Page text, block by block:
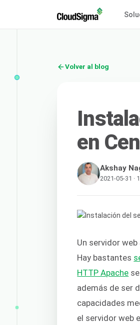
Volver al blog
en
Akshay
2021-05-31 ·
Un servidor
Hay bastantes
HTTP Apache
además de ser
capacidades
el servidor web